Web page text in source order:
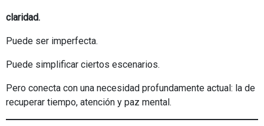
claridad.
Puede ser imperfecta.
Puede simplificar ciertos escenarios.
Pero conecta con una necesidad profundamente actual: la de
recuperar tiempo, atención y paz mental.